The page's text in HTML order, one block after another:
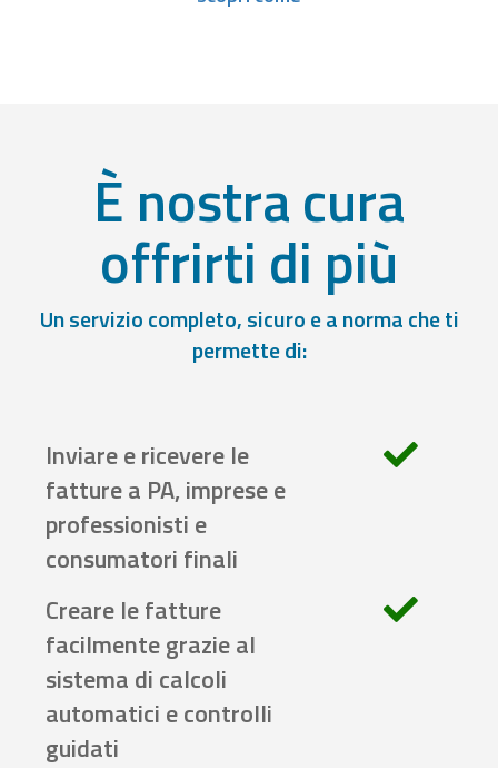
È nostra cura
offrirti di più
Un servizio completo, sicuro e a norma che ti
permette di:
Inviare e ricevere le
fatture a PA, imprese e
professionisti e
consumatori finali
Creare le fatture
facilmente grazie al
sistema di calcoli
automatici e controlli
guidati